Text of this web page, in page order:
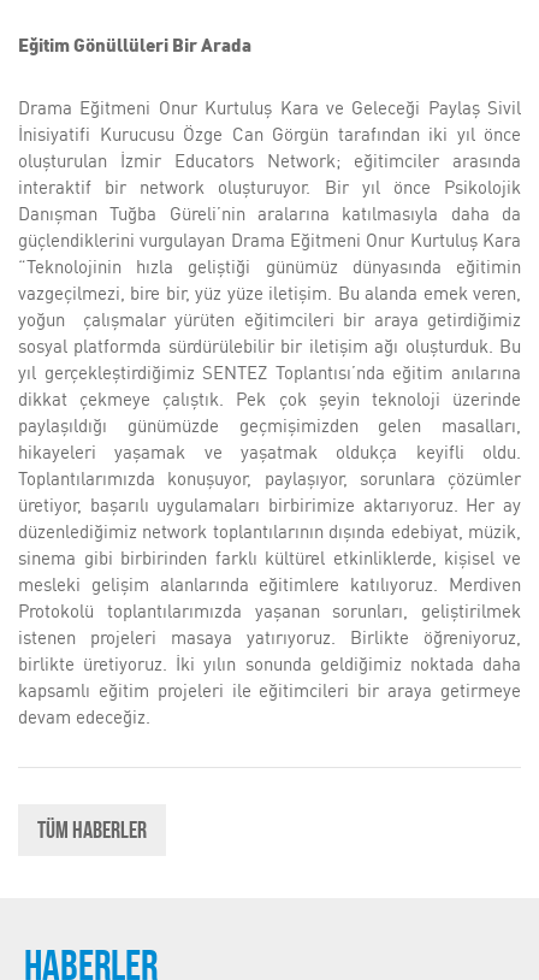
Eğitim Gönüllüleri Bir Arada
Drama Eğitmeni Onur Kurtuluş Kara ve Geleceği Paylaş Sivil
İnisiyatifi Kurucusu Özge Can Görgün tarafından iki yıl önce
oluşturulan İzmir Educators Network; eğitimciler arasında
interaktif bir network oluşturuyor. Bir yıl önce Psikolojik
Danışman Tuğba Güreli’nin aralarına katılmasıyla daha da
güçlendiklerini vurgulayan Drama Eğitmeni Onur Kurtuluş Kara
“Teknolojinin hızla geliştiği günümüz dünyasında eğitimin
vazgeçilmezi, bire bir, yüz yüze iletişim. Bu alanda emek veren,
yoğun çalışmalar yürüten eğitimcileri bir araya getirdiğimiz
sosyal platformda sürdürülebilir bir iletişim ağı oluşturduk. Bu
yıl gerçekleştirdiğimiz SENTEZ Toplantısı’nda eğitim anılarına
dikkat çekmeye çalıştık. Pek çok şeyin teknoloji üzerinde
paylaşıldığı günümüzde geçmişimizden gelen masalları,
hikayeleri yaşamak ve yaşatmak oldukça keyifli oldu.
Toplantılarımızda konuşuyor, paylaşıyor, sorunlara çözümler
üretiyor, başarılı uygulamaları birbirimize aktarıyoruz. Her ay
düzenlediğimiz network toplantılarının dışında edebiyat, müzik,
sinema gibi birbirinden farklı kültürel etkinliklerde, kişisel ve
mesleki gelişim alanlarında eğitimlere katılıyoruz. Merdiven
Protokolü toplantılarımızda yaşanan sorunları, geliştirilmek
istenen projeleri masaya yatırıyoruz. Birlikte öğreniyoruz,
birlikte üretiyoruz. İki yılın sonunda geldiğimiz noktada daha
kapsamlı eğitim projeleri ile eğitimcileri bir araya getirmeye
devam edeceğiz.
Tüm Haberler
HABERLER